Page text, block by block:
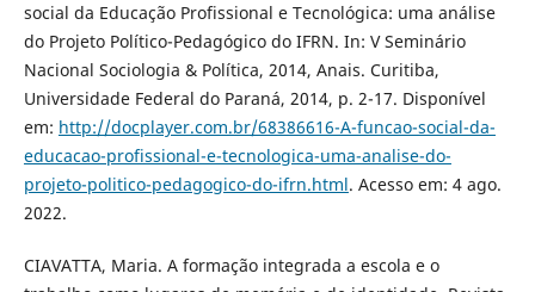
social da Educação Profissional e Tecnológica: uma análise
do Projeto Político-Pedagógico do IFRN. In: V Seminário
Nacional Sociologia & Política, 2014, Anais. Curitiba,
Universidade Federal do Paraná, 2014, p. 2-17. Disponível
em: http://docplayer.com.br/68386616-A-funcao-social-da-
educacao-profissional-e-tecnologica-uma-analise-do-
projeto-politico-pedagogico-do-ifrn.html. Acesso em: 4 ago.
2022.
CIAVATTA, Maria. A formação integrada a escola e o